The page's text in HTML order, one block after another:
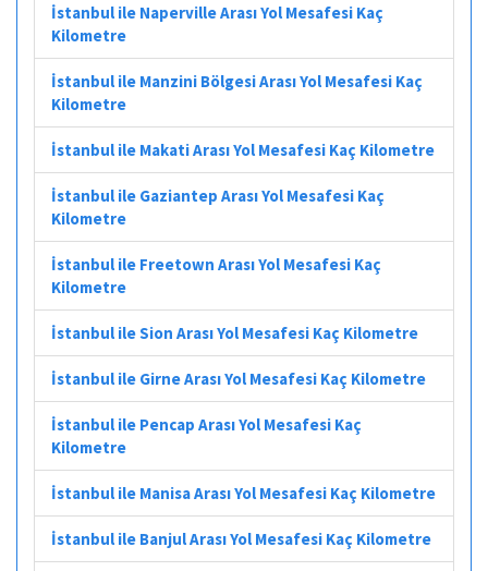
İstanbul ile Naperville Arası Yol Mesafesi Kaç
Kilometre
İstanbul ile Manzini Bölgesi Arası Yol Mesafesi Kaç
Kilometre
İstanbul ile Makati Arası Yol Mesafesi Kaç Kilometre
İstanbul ile Gaziantep Arası Yol Mesafesi Kaç
Kilometre
İstanbul ile Freetown Arası Yol Mesafesi Kaç
Kilometre
İstanbul ile Sion Arası Yol Mesafesi Kaç Kilometre
İstanbul ile Girne Arası Yol Mesafesi Kaç Kilometre
İstanbul ile Pencap Arası Yol Mesafesi Kaç
Kilometre
İstanbul ile Manisa Arası Yol Mesafesi Kaç Kilometre
İstanbul ile Banjul Arası Yol Mesafesi Kaç Kilometre